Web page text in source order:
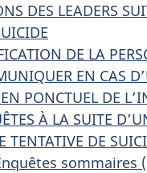
DES LEADERS
DE LA
EN CAS
PONCTUEL DE
À LA SUITE
TENTATIVE DE
sommaires